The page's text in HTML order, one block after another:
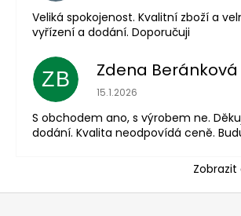
Veliká spokojenost. Kvalitní zboží a
vyřízení a dodání. Doporučuji
ZB Zdena Beránková
Hodnocení obchodu je 1 z
15.1.2026
S obchodem ano, s výrobem ne.
dodání. Kvalita neodpovídá ceně.
Z